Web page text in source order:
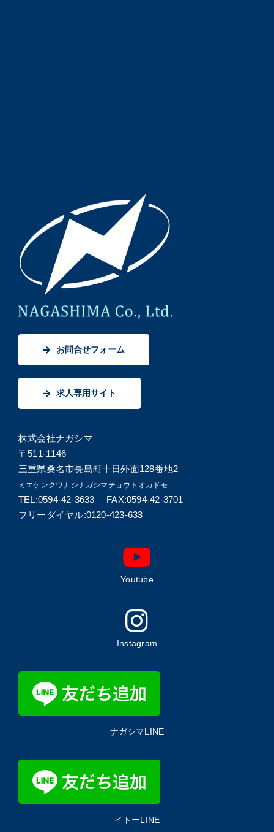
お問合せフォーム
求人専用サイト
株式会社ナガシマ
〒511-1146
三重県桑名市長島町十日外面128番地2
ミエケンクワナシナガシマチョウトオカドモ
TEL:0594-42-3633 FAX:0594-42-3701
フリーダイヤル:0120-423-633
Youtube
Instagram
ナガシマLINE
イトーLINE